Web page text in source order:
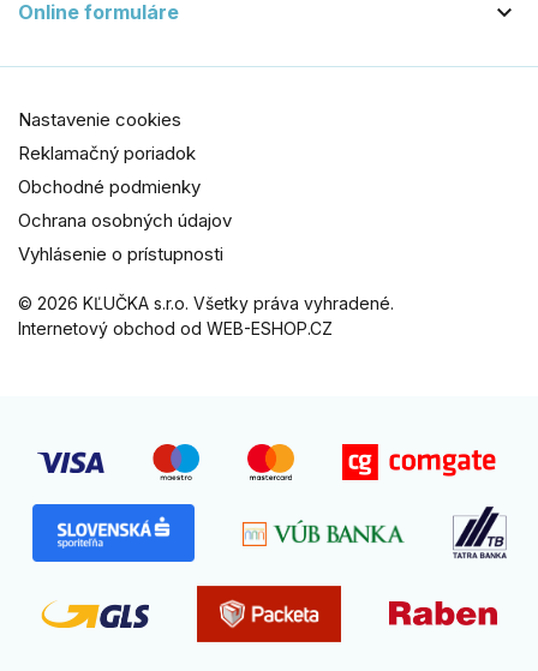
Online formuláre 
© 2026 KĽUČKA s.r.o. Všetky práva vyhradené.
Internetový obchod od WEB-ESHOP.CZ
Nastavenie cookies
Reklamačný poriadok
Obchodné podmienky
Ochrana osobných údajov
Vyhlásenie o prístupnosti